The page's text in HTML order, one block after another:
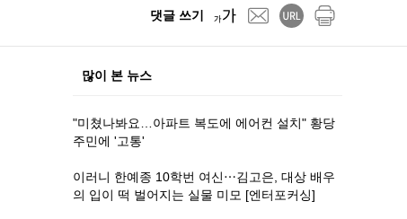
댓글 쓰기
많이 본 뉴스
"미쳤나봐요…아파트 복도에 에어컨 설치" 황당
주민에 '고통'
이러니 한예종 10학번 여신⋯김고은, 대상 배우
의 입이 떡 벌어지는 실물 미모 [엔터포커싱]